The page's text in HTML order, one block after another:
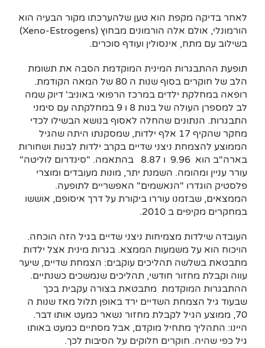
לאחר בדיקה מקפת הוא טען שלהערכתו מקור הבעיה הוא
הורמונלי, אולם אלה הורמונים מבחוץ (Xeno-Estrogens)
בשילוב עם מתח, אינסולין ועודף סוכרים.
תופעת ההתבגרות המינית המוקדמת הסבה את תשומת
הלב של חוקרים בסוף שנות ה 80 של המאה הקודמת.
רופאה במחלקת ילדים במרכז הרפואי באוניב' דיוק שמה
לב למספרן העולה של בנות 8 ו 9 במחלקתה עם סימני
התבגרות. הנתונים שהחלה לאסוף בנושא הבשילו לכדי
מחקר שהקיף 17 אלף ילדות, שמסקנתו היתה שהגיל
הממוצע להצמחת ניצני שדיים בקרב ילדות לבנות ושחורות
בארה"ב הוא 9.96 ו 8.87 בהתאמה. "סינדרום לוליטה"
עורר עניין ומהומה. השמנת יתר, מונות מעובדים ומוצרי
פלסטיק הוגדרו "הנאשמים" האפשריים לתופעה.
הממצאים, שבזמנו עוררו ביקורת על דרך איסופם, אוששו
במחקרים מקיפים ב 2010.
העובדה שילדות מצמיחות ניצני שדיים בגיל הזה הוכחה.
הויכוח הוא על משמעות הממצא. בגרות מינית אצל ילדות
מתבטאת בשלשה תהליכים עוקבים: הצמחת שדיים, שיער
עווה וקבלת מחזור חודשי, תהליכים שנמשכים כשנתיים.
ההתבגרות המוקדמת מתבטאת בצורה עקבית בכך
שבעוד גיל הצמחת השדיים ירד באופן תלול מאז שנות ה
70, ממוצע הגיל לקבלת מחזור נשאר כמעט אותו דבר.
היינו: התהליך מתחיל מוקדם, אבל מסתיים כמעט באותו
גיל כפי שהיה. חוקרים חלוקים על הסיבות לכך.